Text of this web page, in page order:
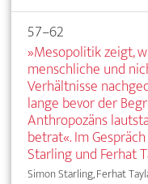
57–62
»Mesopolitik zeigt,
menschliche und
Verhältnisse
lange bevor der
Anthropozäns
betrat«. Im
Starling und Ferhat
Simon Starling, Ferhat